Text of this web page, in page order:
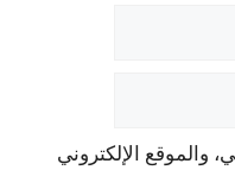
والموقع الإلكتروني